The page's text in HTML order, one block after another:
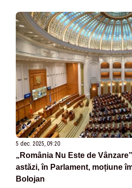
5 dec. 2025, 09:20
„România Nu Este de
astăzi, în Parlament, moțiune
Bolojan